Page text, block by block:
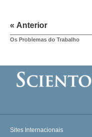
« Anterior
Os Problemas do Trabalho
Sites Internacionais